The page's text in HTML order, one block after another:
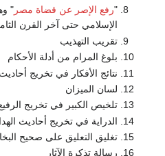
"رفع الإصر عن قضاة مصر "
الإسلامي حتى آخر القرن
تقريب التهذيب
بلوغ المرام من أدلة الأحكام
نتائج الأفكار في تخريج أحاديث
لسان الميزان
تلخيص الكبير في تخريج الرفيع
الدراية في تخريج أحاديث
تغليق التعليق على صحيح
رسالة تذكرة الآثار